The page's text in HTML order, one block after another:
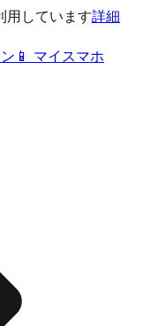
用しています詳細
📱 マイスマホ